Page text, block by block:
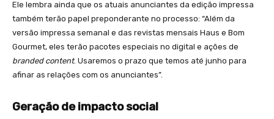
Ele lembra ainda que os atuais anunciantes da edição impressa
também terão papel preponderante no processo: “Além da
versão impressa semanal e das revistas mensais Haus e Bom
Gourmet, eles terão pacotes especiais no digital e ações de
branded content. Usaremos o prazo que temos até junho para
afinar as relações com os anunciantes”.
Geração de impacto social